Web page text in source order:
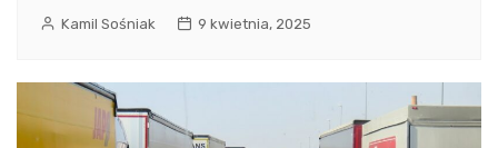
Kamil Sośniak 9 kwietnia, 2025